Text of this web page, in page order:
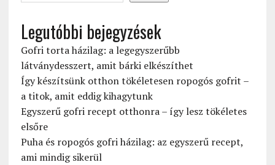
Legutóbbi bejegyzések
Gofri torta házilag: a legegyszerűbb
látványdesszert, amit bárki elkészíthet
Így készítsünk otthon tökéletesen ropogós gofrit –
a titok, amit eddig kihagytunk
Egyszerű gofri recept otthonra – így lesz tökéletes
elsőre
Puha és ropogós gofri házilag: az egyszerű recept,
ami mindig sikerül